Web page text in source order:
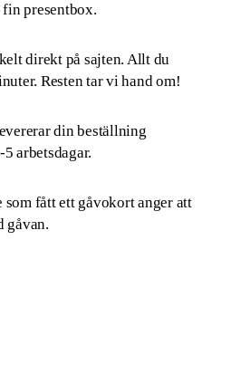
presentbox.
direkt på sajten. Allt du
Resten tar vi hand om!
din beställning
arbetsdagar.
som fått ett gåvokort anger att
gåvan.